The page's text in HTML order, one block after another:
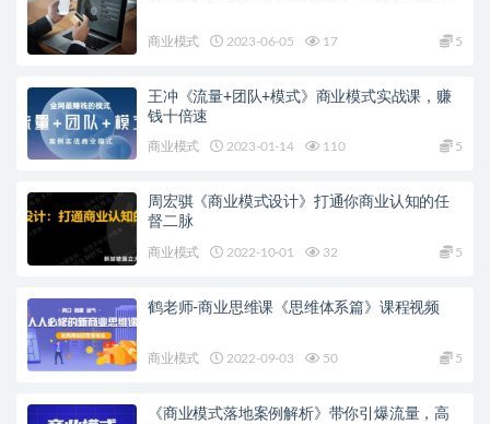
商业模式 2023-06-05 17 5
王冲《流量+团队+模式》商业模式实战课，赚
钱十倍速
商业模式 2023-01-14 110 5
周宏骐《商业模式设计》打通你商业认知的任
督二脉
商业模式 2022-10-01 32 5
鹤老师-商业思维课《思维体系篇》课程视频
商业模式 2022-09-03 50 5
《商业模式落地案例解析》带你引爆流量，高